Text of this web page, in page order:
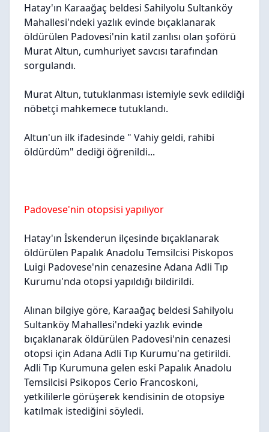
Hatay'ın Karaağaç beldesi Sahilyolu Sultanköy
Mahallesi'ndeki yazlık evinde bıçaklanarak
öldürülen Padovesi'nin katil zanlısı olan şoförü
Murat Altun, cumhuriyet savcısı tarafından
sorgulandı.
Murat Altun, tutuklanması istemiyle sevk edildiği
nöbetçi mahkemece tutuklandı.
Altun'un ilk ifadesinde " Vahiy geldi, rahibi
öldürdüm" dediği öğrenildi...
Padovese'nin otopsisi yapılıyor
Hatay'ın İskenderun ilçesinde bıçaklanarak
öldürülen Papalık Anadolu Temsilcisi Piskopos
Luigi Padovese'nin cenazesine Adana Adli Tıp
Kurumu'nda otopsi yapıldığı bildirildi.
Alınan bilgiye göre, Karaağaç beldesi Sahilyolu
Sultanköy Mahallesi'ndeki yazlık evinde
bıçaklanarak öldürülen Padovesi'nin cenazesi
otopsi için Adana Adli Tıp Kurumu'na getirildi.
Adli Tıp Kurumuna gelen eski Papalık Anadolu
Temsilcisi Psikopos Cerio Francoskoni,
yetkililerle görüşerek kendisinin de otopsiye
katılmak istediğini söyledi.